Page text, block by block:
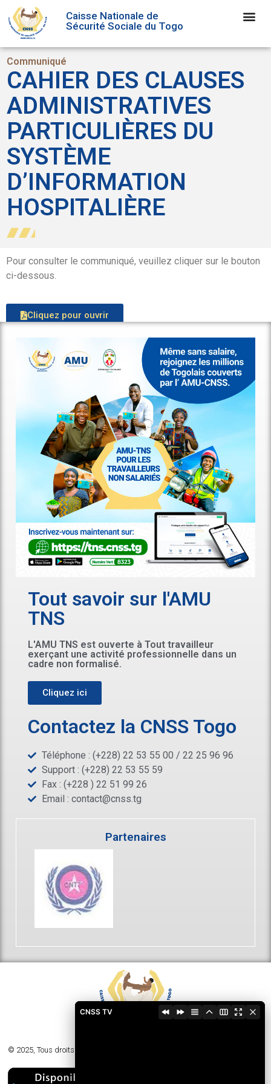
Caisse Nationale de
Sécurité Sociale du Togo
Communiqué
CAHIER DES CLAUSES
ADMINISTRATIVES
PARTICULIÈRES DU
SYSTÈME
D’INFORMATION
HOSPITALIÈRE
Pour consulter le communiqué, veuillez cliquer sur le bouton
ci-dessous.
Cliquez pour ouvrir
Tout savoir sur l'AMU
TNS
L'AMU TNS est ouverte à Tout travailleur
exerçant une activité professionnelle dans un
cadre non formalisé.
Cliquez ici
Contactez la CNSS Togo
Téléphone : (+228) 22 53 55 00 / 22 25 96 96
Support : (+228) 22 53 55 59
Fax : (+228 ) 22 51 99 26
Email : contact@cnss.tg
Partenaires
© 2025, Tous droits réservés - Caisse Nationale de Sécurité Sociale du Togo
CNSS TV